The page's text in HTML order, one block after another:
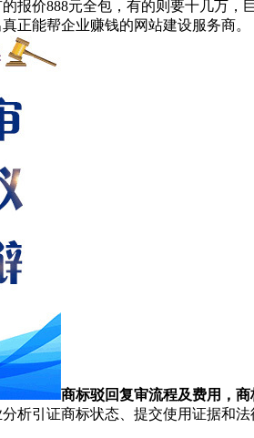
报价888元全包，有的则要十几万
正能帮企业赚钱的网站建设服务商。
商标驳回复审流程及费用，
析引证商标状态、提交使用证据和